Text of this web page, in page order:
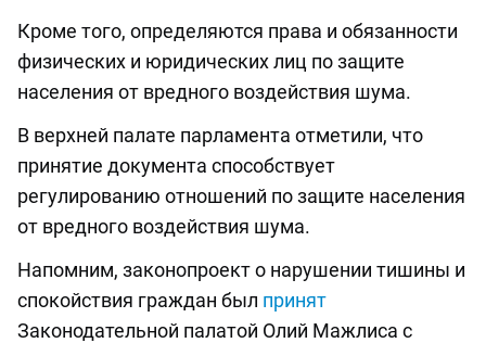
Кроме того, определяются права и обязанности
физических и юридических лиц по защите
населения от вредного воздействия шума.
В верхней палате парламента отметили, что
принятие документа способствует
регулированию отношений по защите населения
от вредного воздействия шума.
Напомним, законопроект о нарушении тишины и
спокойствия граждан был принят
Законодательной палатой Олий Мажлиса с